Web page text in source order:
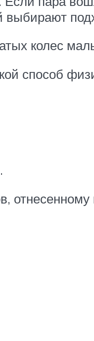
выбирают
колес
способ